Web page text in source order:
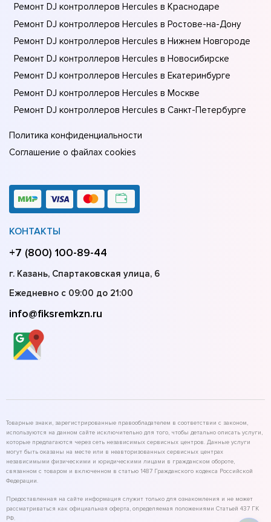
Ремонт DJ контроллеров Hercules в Краснодаре
Ремонт DJ контроллеров Hercules в Ростове-на-Донy
Ремонт DJ контроллеров Hercules в Нижнем Новгороде
Ремонт DJ контроллеров Hercules в Новосибирске
Ремонт DJ контроллеров Hercules в Екатеринбурге
Ремонт DJ контроллеров Hercules в Москве
Ремонт DJ контроллеров Hercules в Санкт-Петербурге
Политика конфиденциальности
Соглашение о файлах cookies
КОНТАКТЫ
+7 (800) 100-89-44
г. Казань, Спартаковская улица, 6
Ежедневно с 09:00 до 21:00
info@fiksremkzn.ru
Товарные знаки, зарегистрированные правообладателем в соответствии с законом,
используются на данном сайте исключительно для того, чтобы детально описать услуги,
которые предлагаются через сеть независимых сервисных центров. Данные услуги
могут быть оказаны на месте или в неавторизованных сервисных центрах
независимыми физическими и юридическими лицами в гражданском обороте,
связанном с товаром и включенном в статью 1487 Гражданского кодекса Российской
Федерации.
Предоставленная на сайте информация служит только для ознакомления и не может
рассматриваться как официальная оферта, определяемая положениями Статьей 437 ГК
РФ.